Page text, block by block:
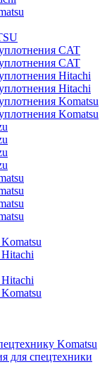
CAT
CAT
Hitachi
Hitachi
Komatsu
Komatsu
Komatsu
для спецтехники